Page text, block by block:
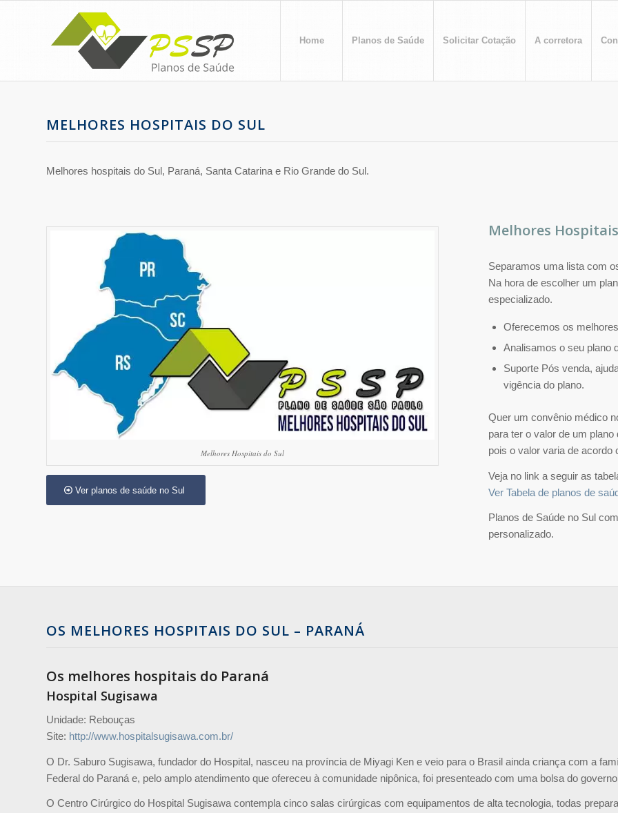
Home Planos de Saúde Solicitar Cotação A corretora
MELHORES HOSPITAIS DO SUL
Melhores hospitais do Sul, Paraná, Santa Catarina e Rio Grande do Sul.
Melhores Hospitais do Sul
Ver planos de saúde no Sul
Melhores
Separamos uma lista com
Na hora de escolher um
especializado.
Oferecemos os
Analisamos o seu plano
Suporte Pós venda,
vigência do plano.
Quer um convênio médico
para ter o valor de um
pois o valor varia de acordo
Veja no link a seguir as
Ver Tabela de planos de
Planos de Saúde no Sul
personalizado.
OS MELHORES HOSPITAIS DO SUL – PARANÁ
Os melhores hospitais do Paraná
Hospital Sugisawa
Unidade: Rebouças
Site: http://www.hospitalsugisawa.com.br/
O Dr. Saburo Sugisawa, fundador do Hospital, nasceu na província de Miyagi Ken e veio para o Brasil ainda criança com a
Federal do Paraná e, pelo amplo atendimento que ofereceu à comunidade nipônica, foi presenteado com uma bolsa do
O Centro Cirúrgico do Hospital Sugisawa contempla cinco salas cirúrgicas com equipamentos de alta tecnologia, todas